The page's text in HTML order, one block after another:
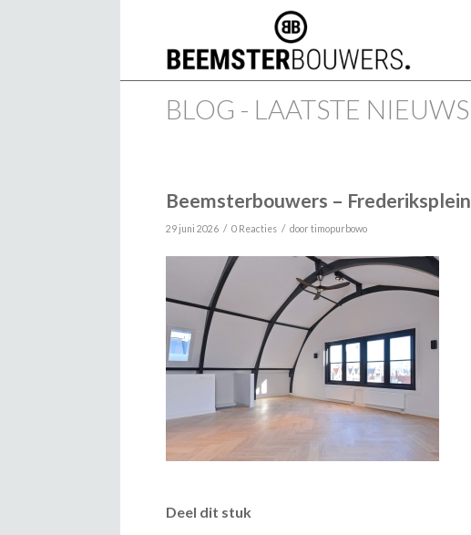
BLOG - LAATSTE NIEUWS
Beemsterbouwers – Frederiksplein
29 juni 2026 / 0 Reacties / door timopurbowo
Deel dit stuk